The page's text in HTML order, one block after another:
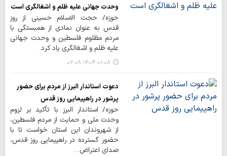
وحدت جهانی علیه ظلم و اشغالگری است
حوزه/ حجت الاسلام حسینی از روز
قدس به عنوان نمادی از همبستگی با
مردم مظلوم فلسطین و وحدت جهانی
علیه ظلم و اشغالگری یاد کرد.
۱۴۰۴-۰۱-۰۸ ۰۲:۰۸
دعوت استاندار البرز از مردم برای حضور
پرشور در راهپیمایی روز قدس
حوزه/ استاندار البرز با تأکید بر لزوم
وحدت ملی و حمایت از مردم فلسطین،
از شهروندان این استان خواست تا با
حضور گسترده در راهپیمایی روز قدس،
صدای اعتراض…